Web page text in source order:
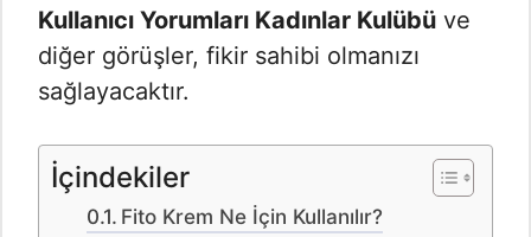
Kullanıcı Yorumları Kadınlar Kulübü ve
diğer görüşler, fikir sahibi olmanızı
sağlayacaktır.
İçindekiler
Fito Krem Ne İçin Kullanılır?